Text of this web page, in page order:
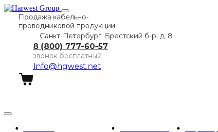
Продажа кабельно-
проводниковой продукции
Санкт-Петербург: Брестский б-р, д. 8
8 (800) 777-60-57
звонок бесплатный
Info@hgwest.net